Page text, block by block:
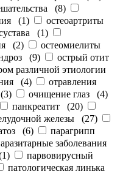
(8)
(1)
остеоартриты
(1)
(2)
остеомиелиты
(9)
острый отит
различной этиологии
(4)
отравления
3) очищение глаз (4)
панкреатит (20)
железы (27)
(6)
парагрипп
заболевания
1)
парвовирусный
патологическая линька